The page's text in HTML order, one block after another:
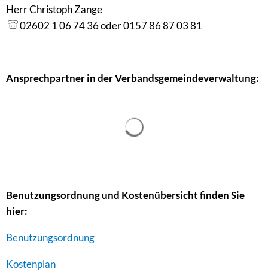
Herr Christoph Zange
02602 1 06 74 36 oder 0157 86 87 03 81
Ansprechpartner in der Verbandsgemeindeverwaltung:
Benutzungsordnung und Kostenübersicht finden Sie
hier:
Benutzungsordnung
Kostenplan